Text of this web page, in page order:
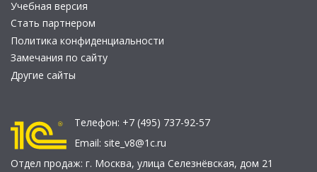
Учебная версия
Стать партнером
Политика конфиденциальности
Замечания по сайту
Другие сайты
Телефон: +7 (495) 737-92-57
Email: site_v8@1c.ru
Отдел продаж: г. Москва, улица Селезнёвская, дом 21